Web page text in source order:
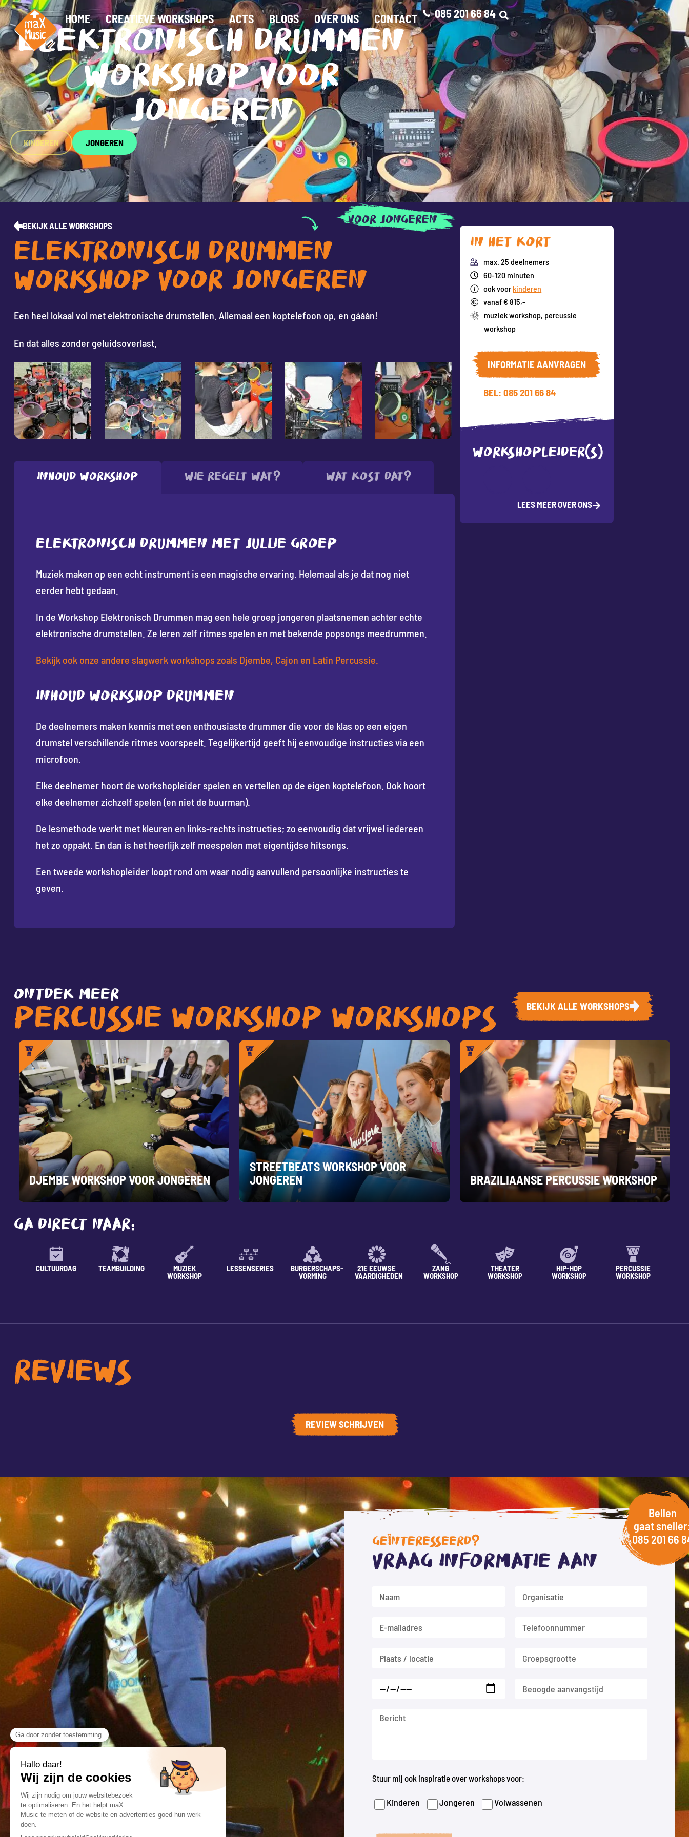
HOME CREATIEVE WORKSHOPS ACTS BLOGS OVER ONS CONTACT 085 201 66 84
ELEKTRONISCH DRUMMEN
WORKSHOP VOOR
JONGEREN
KINDEREN JONGEREN
BEKIJK ALLE WORKSHOPS VOOR JONGEREN
ELEKTRONISCH DRUMMEN
WORKSHOP VOOR JONGEREN
Een heel lokaal vol met elektronische drumstellen. Allemaal een koptelefoon op, en gááán!
En dat alles zonder geluidsoverlast.
Inhoud workshop Wie regelt wat? Wat kost dat?
ELEKTRONISCH DRUMMEN MET JULLIE GROEP
Muziek maken op een echt instrument is een magische ervaring. Helemaal als je dat nog niet
eerder hebt gedaan.
In de Workshop Elektronisch Drummen mag een hele groep jongeren plaatsnemen achter echte
elektronische drumstellen. Ze leren zelf ritmes spelen en met bekende popsongs meedrummen.
Bekijk ook onze andere slagwerk workshops zoals Djembe, Cajon en Latin Percussie.
INHOUD WORKSHOP DRUMMEN
De deelnemers maken kennis met een enthousiaste drummer die voor de klas op een eigen
drumstel verschillende ritmes voorspeelt. Tegelijkertijd geeft hij eenvoudige instructies via een
microfoon.
Elke deelnemer hoort de workshopleider spelen en vertellen op de eigen koptelefoon. Ook hoort
elke deelnemer zichzelf spelen (en niet de buurman).
De lesmethode werkt met kleuren en links-rechts instructies; zo eenvoudig dat vrijwel iedereen
het zo oppakt. En dan is het heerlijk zelf meespelen met eigentijdse hitsongs.
Een tweede workshopleider loopt rond om waar nodig aanvullend persoonlijke instructies te
geven.
In het kort
max. 25 deelnemers
60-120 minuten
ook voorkinderen
vanaf € 815,-
muziek workshop, percussie
workshop
INFORMATIE AANVRAGEN
BEL: 085 201 66 84
WORKSHOPLEIDER(S)
LEES MEER OVER ONS
ONTDEK MEER
PERCUSSIE WORKSHOP WORKSHOPS BEKIJK ALLE WORKSHOPS
DJEMBE WORKSHOP VOOR JONGEREN
STREETBEATS WORKSHOP VOOR
JONGEREN
BRAZILIAANSE PERCUSSIE WORKSHOP
GA DIRECT NAAR:
CULTUURDAG TEAMBUILDING
MUZIEK
WORKSHOP
LESSENSERIES
BURGERSCHAPS-
VORMING
21E EEUWSE
VAARDIGHEDEN
ZANG
WORKSHOP
THEATER
WORKSHOP
HIP-HOP
WORKSHOP
PERCUSSIE
WORKSHOP
REVIEWS
REVIEW SCHRIJVEN
Bellen
gaat
085 201 66
GEÏNTERESSEERD?
Vraag informatie aan
Stuur mij ook inspiratie over workshops voor:
Kinderen Jongeren Volwassenen